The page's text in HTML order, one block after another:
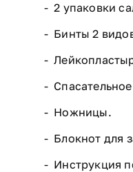
2 упаковки
Бинты 2
Ножницы.
Блокнот для
Инструкция